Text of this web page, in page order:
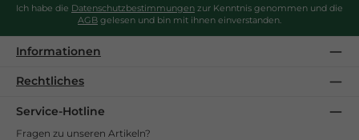
Ich habe die Datenschutzbestimmungen zur Kenntnis genommen und die
AGB gelesen und bin mit ihnen einverstanden.
Informationen
Rechtliches
Service-Hotline
Fragen zu unseren Artikeln?